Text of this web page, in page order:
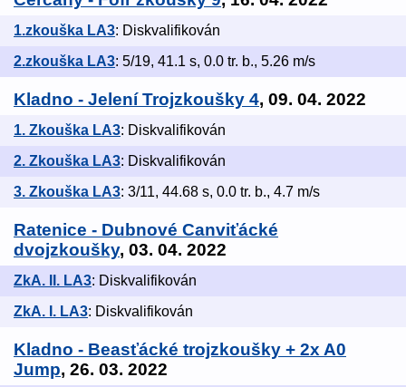
1.zkouška LA3: Diskvalifikován
2.zkouška LA3: 5/19, 41.1 s, 0.0 tr. b., 5.26 m/s
Kladno - Jelení Trojzkoušky 4, 09. 04. 2022
1. Zkouška LA3: Diskvalifikován
2. Zkouška LA3: Diskvalifikován
3. Zkouška LA3: 3/11, 44.68 s, 0.0 tr. b., 4.7 m/s
Ratenice - Dubnové Canviťácké
dvojzkoušky, 03. 04. 2022
ZkA. II. LA3: Diskvalifikován
ZkA. I. LA3: Diskvalifikován
Kladno - Beasťácké trojzkoušky + 2x A0
Jump, 26. 03. 2022